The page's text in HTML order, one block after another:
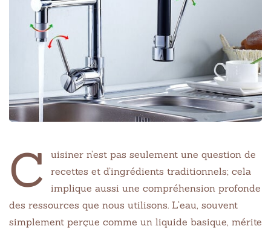
C
uisiner n’est pas seulement une question de
recettes et d’ingrédients traditionnels; cela
implique aussi une compréhension profonde
des ressources que nous utilisons. L’eau, souvent
simplement perçue comme un liquide basique, mérite